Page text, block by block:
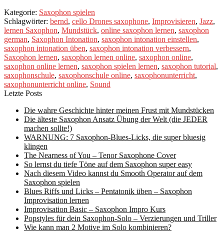
Kategorie: Saxophon spielen
Schlagwörter: bernd, cello Drones saxophone, Improvisieren, Jazz,
lernen Saxophon, Mundstück, online saxophon lernen, saxophon
german, Saxophon Intonation, saxophon intonation einstellen,
saxophon intonation üben, saxophon intonation verbessern,
Saxophon lernen, saxophon lernen online, saxophon online,
saxophon online lernen, saxophon spielen lernen, saxophon tutorial,
saxophonschule, saxophonschule online, saxophonunterricht,
saxophonunterricht online, Sound
Letzte Posts
Die wahre Geschichte hinter meinen Frust mit Mundstücken
Die älteste Saxophon Ansatz Übung der Welt (die JEDER
machen sollte!)
WARNUNG: 7 Saxophon-Blues-Licks, die super bluesig
klingen
The Nearness of You – Tenor Saxophone Cover
So lernst du tiefe Töne auf dem Saxophon super easy
Nach diesem Video kannst du Smooth Operator auf dem
Saxophon spielen
Blues Riffs und Licks – Pentatonik üben – Saxophon
Improvisation lernen
Improvisation Basic – Saxophon Impro Kurs
Popstyles für dein Saxophon-Solo – Verzierungen und Triller
Wie kann man 2 Motive im Solo kombinieren?